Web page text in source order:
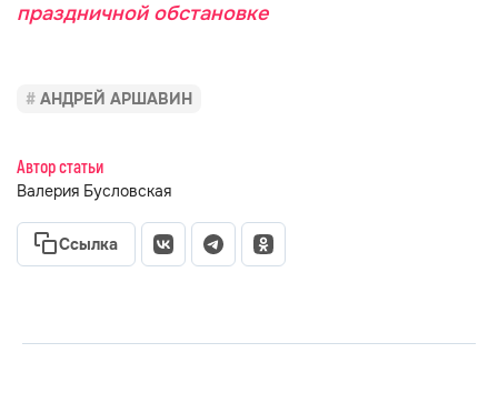
праздничной обстановке
АНДРЕЙ АРШАВИН
Автор статьи
Валерия Бусловская
Ссылка